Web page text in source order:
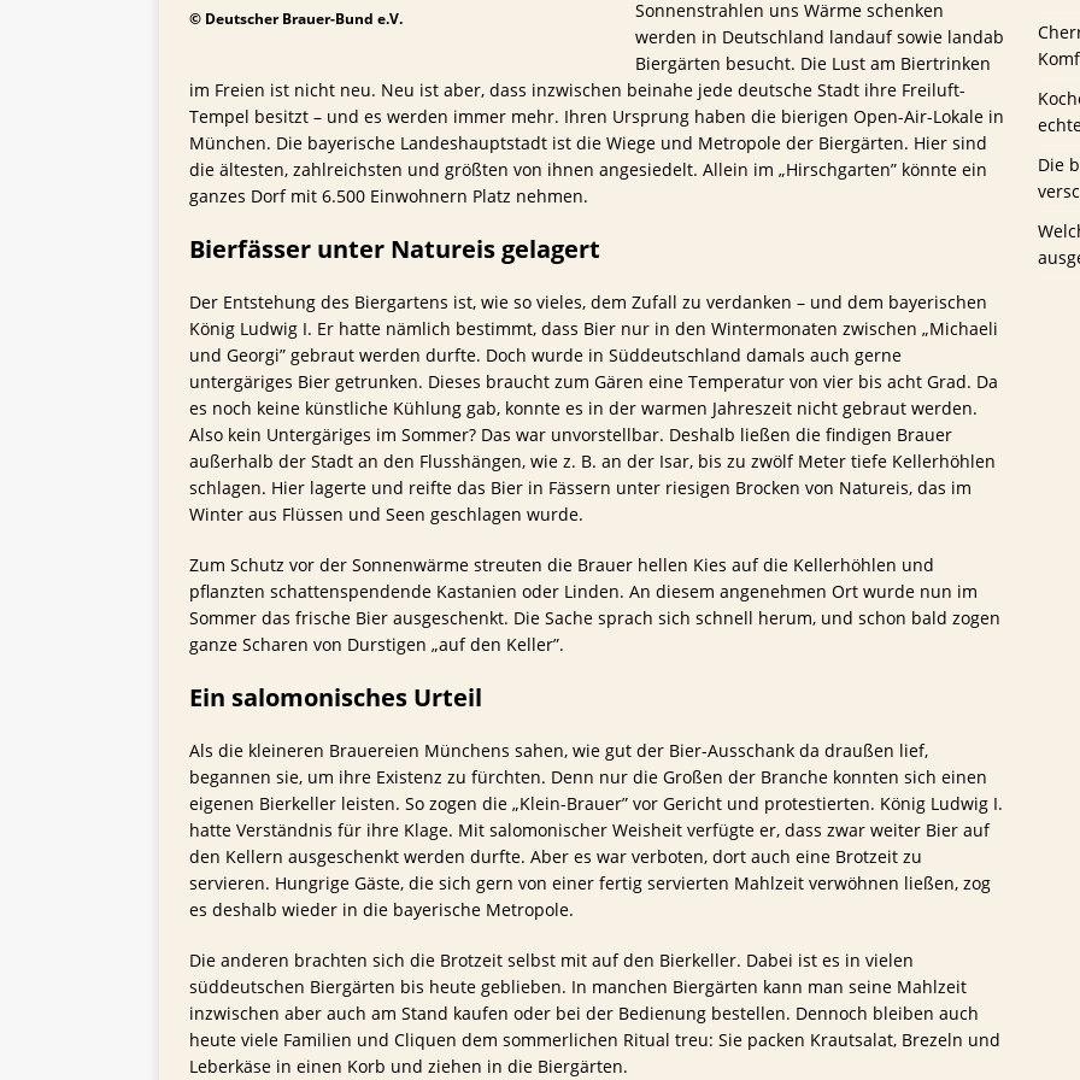
BIERTESTS
© Deutscher Brauer-Bund e.V.
Sonnenstrahlen uns Wärme schenken
werden in Deutschland landauf sowie landab
Biergärten besucht. Die Lust am Biertrinken
im Freien ist nicht neu. Neu ist aber, dass inzwischen beinahe jede deutsche Stadt ihre Freiluft-
Tempel besitzt – und es werden immer mehr. Ihren Ursprung haben die bierigen Open-Air-Lokale in
München. Die bayerische Landeshauptstadt ist die Wiege und Metropole der Biergärten. Hier sind
die ältesten, zahlreichsten und größten von ihnen angesiedelt. Allein im „Hirschgarten” könnte ein
ganzes Dorf mit 6.500 Einwohnern Platz nehmen.
Bierfässer unter Natureis gelagert
Der Entstehung des Biergartens ist, wie so vieles, dem Zufall zu verdanken – und dem bayerischen
König Ludwig I. Er hatte nämlich bestimmt, dass Bier nur in den Wintermonaten zwischen „Michaeli
und Georgi” gebraut werden durfte. Doch wurde in Süddeutschland damals auch gerne
untergäriges Bier getrunken. Dieses braucht zum Gären eine Temperatur von vier bis acht Grad. Da
es noch keine künstliche Kühlung gab, konnte es in der warmen Jahreszeit nicht gebraut werden.
Also kein Untergäriges im Sommer? Das war unvorstellbar. Deshalb ließen die findigen Brauer
außerhalb der Stadt an den Flusshängen, wie z. B. an der Isar, bis zu zwölf Meter tiefe Kellerhöhlen
schlagen. Hier lagerte und reifte das Bier in Fässern unter riesigen Brocken von Natureis, das im
Winter aus Flüssen und Seen geschlagen wurde.
Zum Schutz vor der Sonnenwärme streuten die Brauer hellen Kies auf die Kellerhöhlen und
pflanzten schattenspendende Kastanien oder Linden. An diesem angenehmen Ort wurde nun im
Sommer das frische Bier ausgeschenkt. Die Sache sprach sich schnell herum, und schon bald zogen
ganze Scharen von Durstigen „auf den Keller”.
Ein salomonisches Urteil
Als die kleineren Brauereien Münchens sahen, wie gut der Bier-Ausschank da draußen lief,
begannen sie, um ihre Existenz zu fürchten. Denn nur die Großen der Branche konnten sich einen
eigenen Bierkeller leisten. So zogen die „Klein-Brauer” vor Gericht und protestierten. König Ludwig I.
hatte Verständnis für ihre Klage. Mit salomonischer Weisheit verfügte er, dass zwar weiter Bier auf
den Kellern ausgeschenkt werden durfte. Aber es war verboten, dort auch eine Brotzeit zu
servieren. Hungrige Gäste, die sich gern von einer fertig servierten Mahlzeit verwöhnen ließen, zog
es deshalb wieder in die bayerische Metropole.
Die anderen brachten sich die Brotzeit selbst mit auf den Bierkeller. Dabei ist es in vielen
süddeutschen Biergärten bis heute geblieben. In manchen Biergärten kann man seine Mahlzeit
inzwischen aber auch am Stand kaufen oder bei der Bedienung bestellen. Dennoch bleiben auch
heute viele Familien und Cliquen dem sommerlichen Ritual treu: Sie packen Krautsalat, Brezeln und
Leberkäse in einen Korb und ziehen in die Biergärten.
Die